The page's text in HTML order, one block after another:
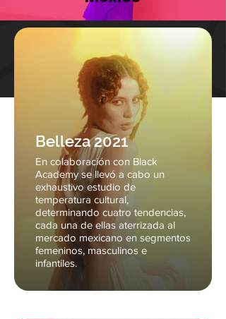
Belleza 2021
En colaboración con Black
Academy se llevó a cabo un
exhaustivo estudio de
temperatura cultural,
determinando cuatro tendencias,
cada una de ellas aterrizada al
mercado mexicano en segmentos
femeninos, masculinos e
infantiles.